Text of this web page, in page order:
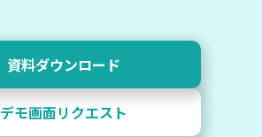
デモ画面リクエスト
資料ダウンロード